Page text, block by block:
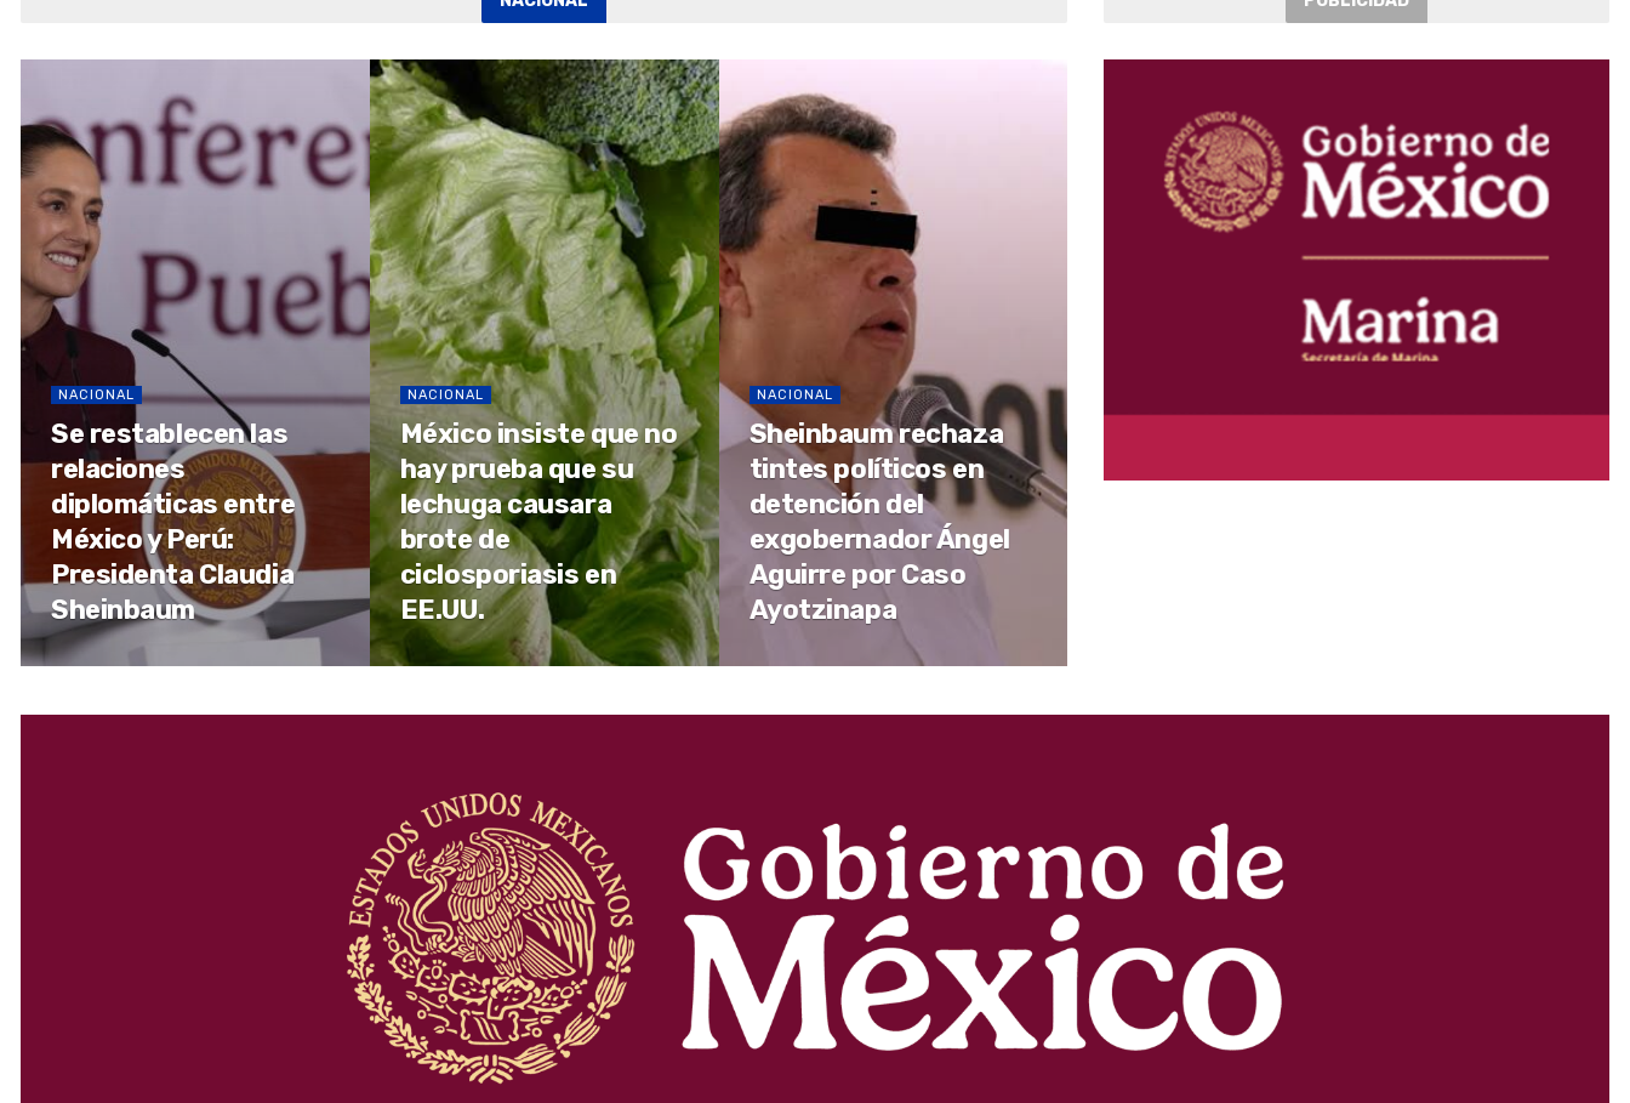
NACIONAL
Se restablecen las
relaciones
diplomáticas entre
México y Perú:
Presidenta Claudia
Sheinbaum
NACIONAL
México insiste que no
hay prueba que su
lechuga causara
brote de
ciclosporiasis en
EE.UU.
NACIONAL
Sheinbaum rechaza
tintes políticos en
detención del
exgobernador Ángel
Aguirre por Caso
Ayotzinapa